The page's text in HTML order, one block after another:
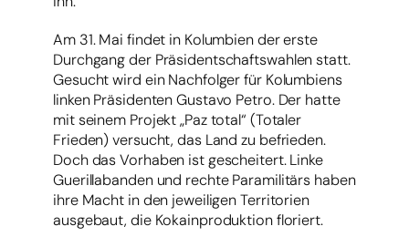
Am 31. Mai findet in Kolumbien der erste
Durchgang der Präsidentschaftswahlen statt.
Gesucht wird ein Nachfolger für Kolumbiens
linken Präsidenten Gustavo Petro. Der hatte
mit seinem Projekt „Paz total“ (Totaler
Frieden) versucht, das Land zu befrieden.
Doch das Vorhaben ist gescheitert. Linke
Guerillabanden und rechte Paramilitärs haben
ihre Macht in den jeweiligen Territorien
ausgebaut, die Kokainproduktion floriert.